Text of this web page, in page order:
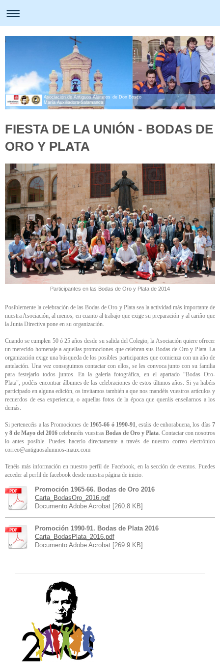
Asociación de Antiguos Alumnos de Don Bosco
María Auxiliadora-Salamanca
FIESTA DE LA UNIÓN - BODAS DE
ORO Y PLATA
Participantes en las Bodas de Oro y Plata de 2014
Posiblemente la celebración de las Bodas de Oro y Plata sea la actividad más importante de
nuestra Asociación, al menos, en cuanto al trabajo que exige su preparación y al cariño que
la Junta Directiva pone en su organización.
Cuando se cumplen 50 ó 25 años desde su salida del Colegio, la Asociación quiere ofrecer
un merecido homenaje a aquellas promociones que celebran sus Bodas de Oro y Plata. La
organización exige una búsqueda de los posibles participantes que comienza con un año de
antelación. Una vez conseguimos contactar con ellos, se les convoca junto con su familia
para festejarlo todos juntos. En la galería fotográfica, en el apartado “Bodas Oro-
Plata", podéis encontrar álbumes de las celebraciones de estos últimos años. Si ya habéis
participado en alguna edición, os invitamos también a que nos mandéis vuestros artículos y
recuerdos de esa experiencia, o aquellas fotos de la época que queráis enseñarnos a los
demás.
Si pertenecéis a las Promociones de 1965-66 ó 1990-91, estáis de enhorabuena, los días7
y 8 de Mayo del 2016 celebraréis vuestras Bodas de Oro y Plata. Contactar con nosotros
lo antes posible. Puedes hacerlo directamente a través de nuestro correo electrónico
correo@antiguosalumnos-maux.com
Tenéis más información en nuestro perfil de Facebook, en la sección de eventos. Puedes
acceder al perfil de facebook desde nuestra página de inicio.
Promoción 1965-66. Bodas de Oro 2016
Carta_BodasOro_2016.pdf
Documento Adobe Acrobat [260.8 KB]
Promoción 1990-91. Bodas de Plata 2016
Carta_BodasPlata_2016.pdf
Documento Adobe Acrobat [269.9 KB]